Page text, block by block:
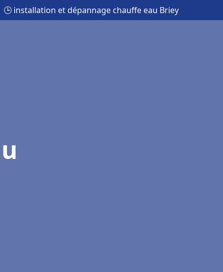
🕒 installation et dépannage chauffe eau Briey